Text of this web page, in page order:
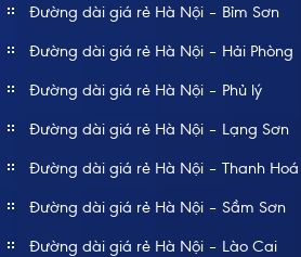
Đường dài giá rẻ Hà Nội – Bỉm Sơn
Đường dài giá rẻ Hà Nội – Hải Phòng
Đường dài giá rẻ Hà Nội – Phủ lý
Đường dài giá rẻ Hà Nội – Lạng Sơn
Đường dài giá rẻ Hà Nội – Thanh Hoá
Đường dài giá rẻ Hà Nội – Sầm Sơn
Đường dài giá rẻ Hà Nội – Lào Cai